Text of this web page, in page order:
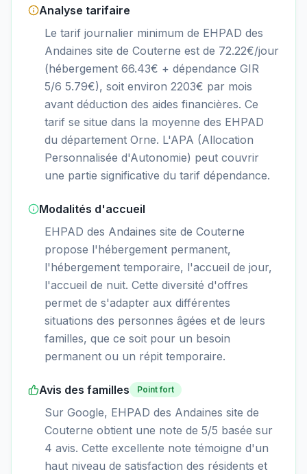
Analyse tarifaire
Le tarif journalier minimum de EHPAD des
Andaines site de Couterne est de 72.22€/jour
(hébergement 66.43€ + dépendance GIR
5/6 5.79€), soit environ 2203€ par mois
avant déduction des aides financières. Ce
tarif se situe dans la moyenne des EHPAD
du département Orne. L'APA (Allocation
Personnalisée d'Autonomie) peut couvrir
une partie significative du tarif dépendance.
Modalités d'accueil
EHPAD des Andaines site de Couterne
propose l'hébergement permanent,
l'hébergement temporaire, l'accueil de jour,
l'accueil de nuit. Cette diversité d'offres
permet de s'adapter aux différentes
situations des personnes âgées et de leurs
familles, que ce soit pour un besoin
permanent ou un répit temporaire.
Avis des familles Point fort
Sur Google, EHPAD des Andaines site de
Couterne obtient une note de 5/5 basée sur
4 avis. Cette excellente note témoigne d'un
haut niveau de satisfaction des résidents et